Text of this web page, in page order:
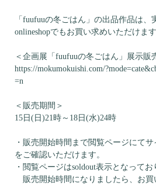
「fuufuuの冬ごはん」の出品作品は、
onlineshopでもお買い求めいただけます
＜企画展「fuufuuの冬ごはん」展示販
https://mokumokuishi.com/
=n
＜販売期間＞
15日(日)21時～18日(水)24時
・販売開始時間まで閲覧ページにて
をご確認いただけます。
・閲覧ページはsoldout表示となって
販売開始時間になりましたら、お買